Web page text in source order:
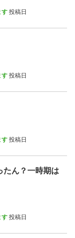
す 投稿日
す 投稿日
す 投稿日
たん？一時期は
す 投稿日